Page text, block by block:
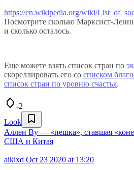
https://en.wikipedia.org/wiki/
Посмотрите сколько Марксист-
и сколько осталось.
Еще можете взять список стран по
скореллировать его со списком
список стран по уровню счастья.
-2
Look
Аллен Ву — «пешка», ставшая
США и Китая
aikixd Oct 23 2020 at 13:20